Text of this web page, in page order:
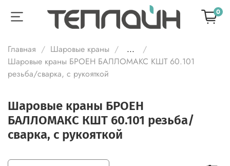
0
Главная Шаровые краны
...
Шаровые краны БРОЕН БАЛЛОМАКС КШТ 60.101
резьба/сварка, с рукояткой
Шаровые краны БРОЕН
БАЛЛОМАКС КШТ 60.101 резьба/
сварка, с рукояткой